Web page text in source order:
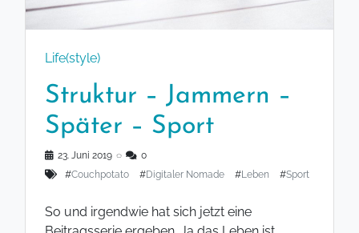
Life(style)
Struktur – Jammern –
Später – Sport
23. Juni 2019 ◌
0
#Couchpotato #Digitaler Nomade #Leben #Sport
So und irgendwie hat sich jetzt eine